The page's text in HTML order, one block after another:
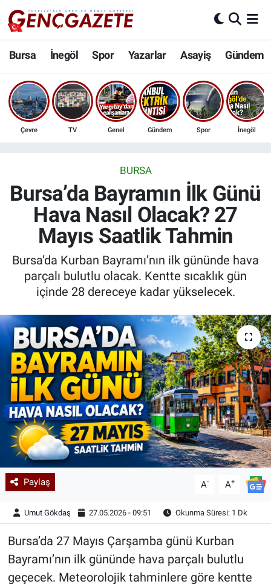
Bursa İnegöl Spor Yazarlar Asayiş Gündem
Çevre TV Genel Gündem Spor İnegöl
BURSA
Bursa’da Bayramın İlk Günü
Hava Nasıl Olacak? 27
Mayıs Saatlik Tahmin
Bursa’da Kurban Bayramı’nın ilk gününde hava
parçalı bulutlu olacak. Kentte sıcaklık gün
içinde 28 dereceye kadar yükselecek.
Paylaş A- A+
Umut Gökdaş 27.05.2026 - 09:51 Okunma Süresi: 1 Dk
Bursa’da 27 Mayıs Çarşamba günü Kurban
Bayramı’nın ilk gününde hava parçalı bulutlu
geçecek. Meteorolojik tahminlere göre kentte
Bursa
İnegöl
3.SAYFA
Ekonomi
Güncel
İnanç
Kadın & Aile
Kültür & Sanat
Sağlık
Siyaset
Teknoloji
Yazarlar
Astroloji-Rüya
Nöbetçi Eczaneler
Hava Durumu
Trafik Durumu
Son Dakika Haberleri
Haber Arşivi